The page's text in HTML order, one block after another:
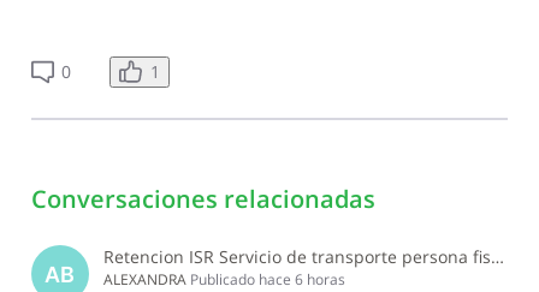
0 1
Conversaciones relacionadas
AB
Retencion ISR Servicio de transporte persona fisica
ALEXANDRA Publicado hace 6 horas